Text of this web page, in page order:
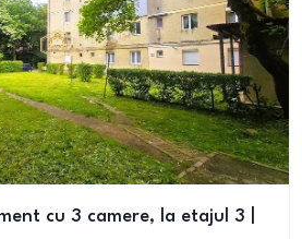
cu 3 camere, la etajul 3 |